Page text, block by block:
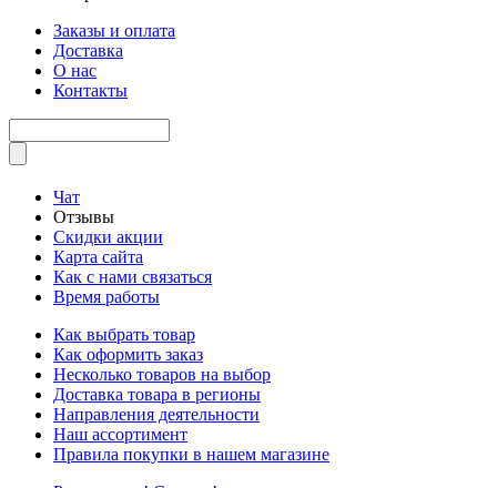
Заказы и оплата
Доставка
О нас
Контакты
Чат
Отзывы
Скидки акции
Карта сайта
Как с нами связаться
Время работы
Как выбрать товар
Как оформить заказ
Несколько товаров на выбор
Доставка товара в регионы
Направления деятельности
Наш ассортимент
Правила покупки в нашем магазине